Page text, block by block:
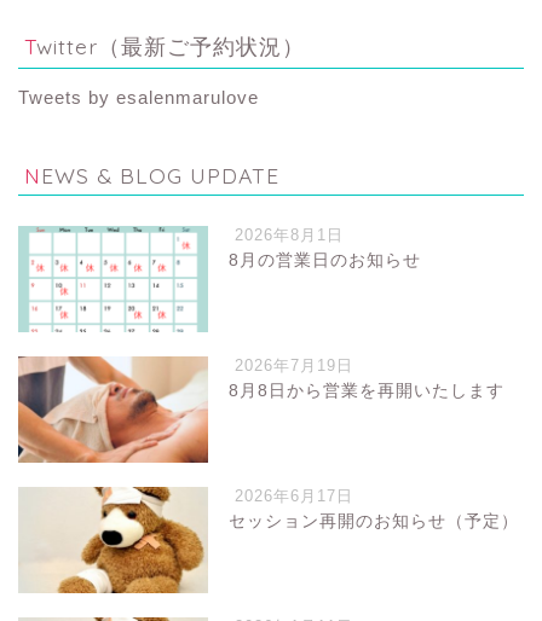
Twitter（最新ご予約状況）
Tweets by esalenmarulove
NEWS & BLOG UPDATE
2026年8月1日
8月の営業日のお知らせ
2026年7月19日
8月8日から営業を再開いたします
2026年6月17日
セッション再開のお知らせ（予定）